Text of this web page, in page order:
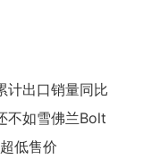
计出口销量同比
不如雪佛兰Bolt
低售价